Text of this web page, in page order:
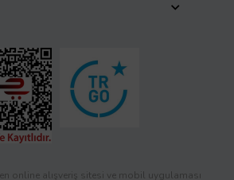
online alışveriş sitesi ve mobil uygulaması